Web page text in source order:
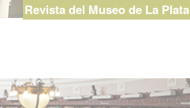
Revista del Museo de La Plata